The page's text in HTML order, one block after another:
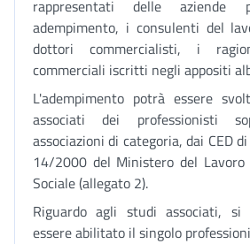
rappresentati delle aziende
adempimento, i consulenti del
dottori commercialisti, i
commerciali iscritti negli appositi
L'adempimento potrà essere
associati dei professionisti
associazioni di categoria, dai CED
14/2000 del Ministero del Lavoro
Sociale (allegato 2).
Riguardo agli studi associati, si
essere abilitato il singolo